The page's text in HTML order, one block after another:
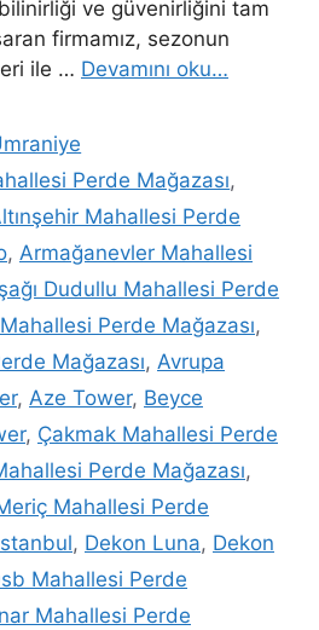
ve güvenirliğini tam
firmamız, sezonun
ile … Devamını oku…
Perde Mağazası,
Mahallesi Perde
, Armağanevler Mahallesi
Dudullu Mahallesi Perde
Perde Mağazası,
Mağazası, Avrupa
, Aze Tower, Beyce
, Çakmak Mahallesi Perde
Perde Mağazası,
Mahallesi Perde
, Dekon Luna, Dekon
Mahallesi Perde
Mahallesi Perde